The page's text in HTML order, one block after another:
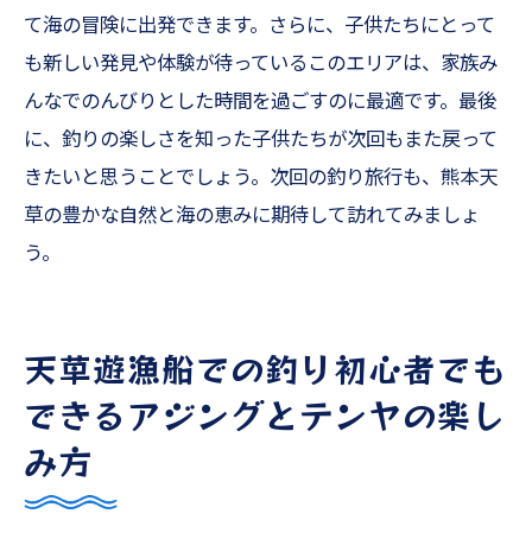
て海の冒険に出発できます。さらに、子供たちにとって
も新しい発見や体験が待っているこのエリアは、家族み
んなでのんびりとした時間を過ごすのに最適です。最後
に、釣りの楽しさを知った子供たちが次回もまた戻って
きたいと思うことでしょう。次回の釣り旅行も、熊本天
草の豊かな自然と海の恵みに期待して訪れてみましょ
う。
天草遊漁船での釣り初心者でも
できるアジングとテンヤの楽し
み方